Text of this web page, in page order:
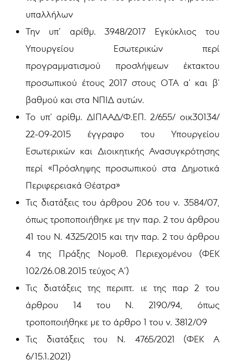
υπαλλήλων
Την υπ’ αρίθμ. 3948/2017 Εγκύκλιος του
Υπουργείου Εσωτερικών περί
προγραμματισμού προσλήψεων έκτακτου
προσωπικού έτους 2017 στους ΟΤΑ α' και β'
βαθμού και στα ΝΠΙΔ αυτών.
Το υπ’ αρίθμ. ΔΙΠΑΑΔ/Φ.ΕΠ. 2/655/ οικ30134/
22-09-2015 έγγραφο του Υπουργείου
Εσωτερικών και Διοικητικής Ανασυγκρότησης
περί «Πρόσληψης προσωπικού στα Δημοτικά
Περιφερειακά Θέατρα»
Τις διατάξεις του άρθρου 206 του ν. 3584/07,
όπως τροποποιήθηκε με την παρ. 2 του άρθρου
41 του Ν. 4325/2015 και την παρ. 2 του άρθρου
4 της Πράξης Νομοθ. Περιεχομένου (ΦΕΚ
102/26.08.2015 τεύχος Α’)
Τις διατάξεις της περιπτ. ιε της παρ 2 του
άρθρου 14 του Ν. 2190/94, όπως
τροποποιήθηκε με το άρθρο 1 του ν. 3812/09
Τις διατάξεις του Ν. 4765/2021 (ΦΕΚ Α
6/15.1.2021)